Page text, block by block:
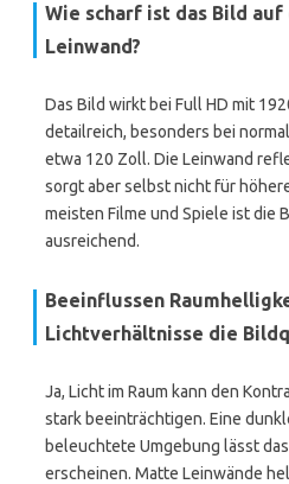
Wie scharf ist das Bild auf
Leinwand?
Das Bild wirkt bei Full HD mit
detailreich, besonders bei
etwa 120 Zoll. Die Leinwand
sorgt aber selbst nicht für
meisten Filme und Spiele ist die
ausreichend.
Beeinflussen
Lichtverhältnisse die
Ja, Licht im Raum kann den
stark beeinträchtigen. Eine
beleuchtete Umgebung lässt
erscheinen. Matte Leinwände